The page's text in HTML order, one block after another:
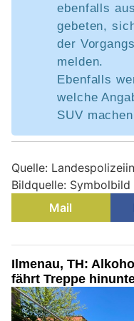
ebenfalls
gebeten,
der
melden.
Ebenfalls
welche
SUV
Quelle:
Bildquelle:
Mail
Ilmenau, TH:
fährt Treppe